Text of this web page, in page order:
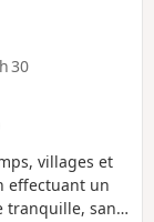
30
villages et
effectuant un
tranquille, sans